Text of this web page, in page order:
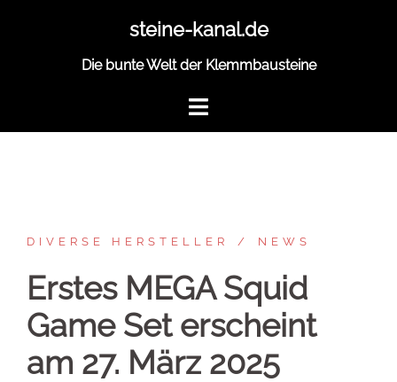
steine-kanal.de
Die bunte Welt der Klemmbausteine
DIVERSE HERSTELLER NEWS
Erstes MEGA Squid
Game Set erscheint
am 27. März 2025